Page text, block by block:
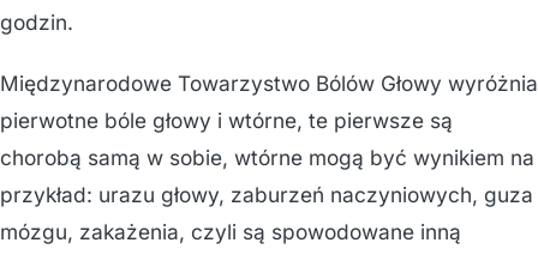
godzin.
Międzynarodowe Towarzystwo Bólów Głowy wyróżnia
pierwotne bóle głowy i wtórne, te pierwsze są
chorobą samą w sobie, wtórne mogą być wynikiem na
przykład: urazu głowy, zaburzeń naczyniowych, guza
mózgu, zakażenia, czyli są spowodowane inną